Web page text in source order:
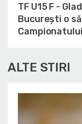
TF U15 F -
București o
ALTE STIRI